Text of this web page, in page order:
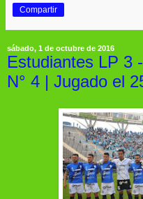
Compartir
sábado, 1 de octubre de 2016
Estudiantes LP 3
N° 4 | Jugado el